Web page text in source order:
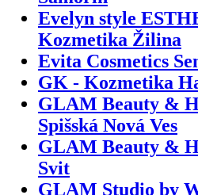
Evelyn style
Kozmetika Žilina
Evita Cosmetics
GK - Kozmetika
GLAM Beauty &
Spišská Nová Ves
GLAM Beauty &
Svit
GLAM Studio by